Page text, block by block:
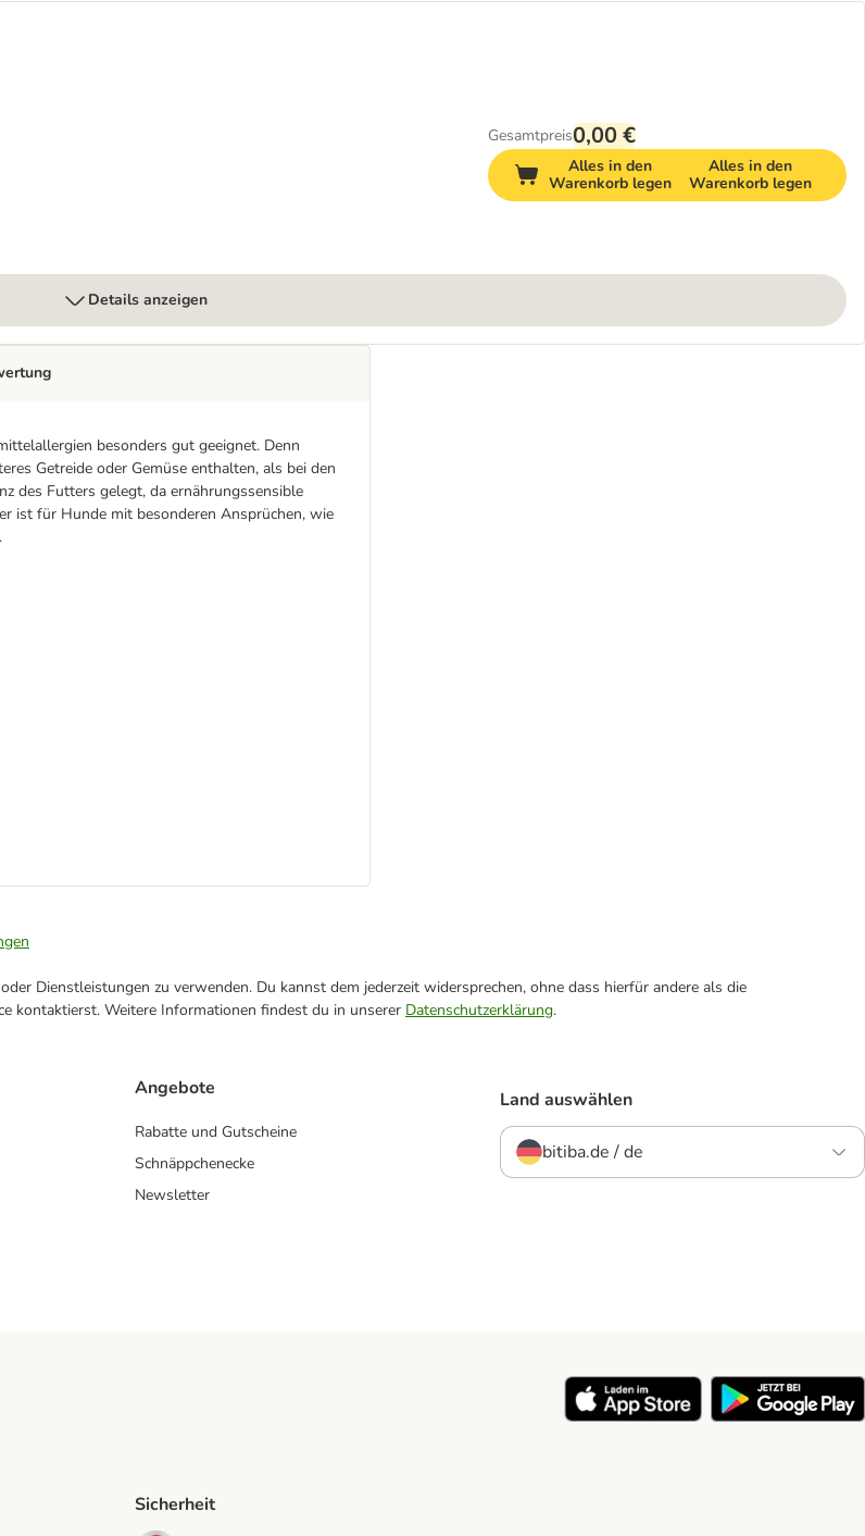
Gesamtpreis0,00 €
Alles in den
Warenkorb legen
Alles in den
Warenkorb legen
Details anzeigen
besonders gut geeignet. Denn
Getreide oder Gemüse enthalten, als bei den
des Futters gelegt, da ernährungssensible
ist für Hunde mit besonderen Ansprüchen, wie
Dienstleistungen zu verwenden. Du kannst dem jederzeit widersprechen, ohne dass hierfür andere als die
kontaktierst. Weitere Informationen findest du in unserer Datenschutzerklärung.
Angebote
Rabatte und Gutscheine
Schnäppchenecke
Newsletter
Land auswählen
bitiba.de / de
Sicherheit